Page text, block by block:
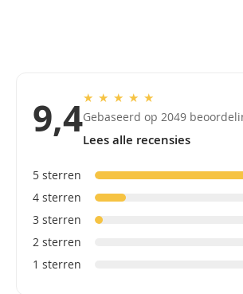
9,4★ ★ ★ ★ ★
Gebaseerd op 2049
Lees alle recensies
5 sterren
4 sterren
3 sterren
2 sterren
1 sterren